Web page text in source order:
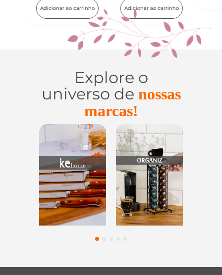
Adicionar ao carrinho
Explore o
universo de nossas
marcas!
Lar
Casa e
Organização
Utilidades de
45